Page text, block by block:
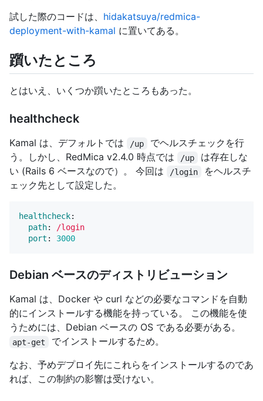
試した際のコードは、 hidakatsuya/redmica-
deployment-with-kamal に置いてある。
躓いたところ
とはいえ、いくつか躓いたところもあった。
healthcheck
Kamal は、デフォルトでは /up
でヘルスチェックを行
う。しかし、RedMica v2.4.0 時点では
/up
は存在しな
い (Rails 6 ベースなので）。 今回は
/login
をヘルスチ
ェック先として設定した。
healthcheck:
path:
/login
port : 3000
Debian ベースのディストリビューション
Kamal は、Docker や curl などの必要なコマンドを自動
的にインストールする機能を持っている。 この機能を使
うためには、Debian ベースの OS である必要がある。
apt-get
でインストールするため。
なお、予めデプロイ先にこれらをインストールするのであ
れば、この制約の影響は受けない。